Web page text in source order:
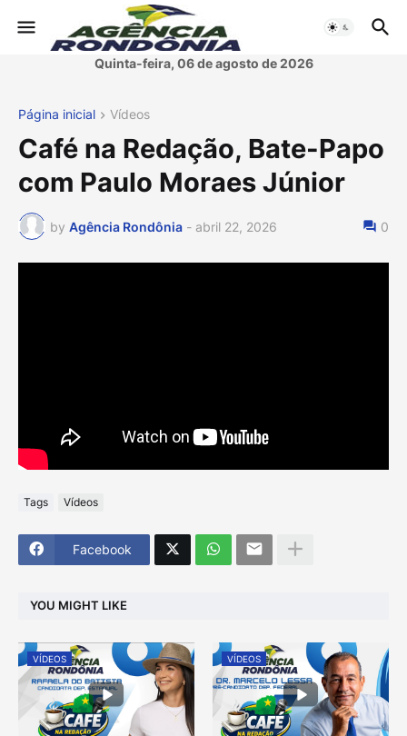
Quinta-feira, 06 de agosto de 2026
Página inicial Vídeos
Café na Redação, Bate-Papo
com Paulo Moraes Júnior
by Agência Rondônia - abril 22, 2026 0
Tags Vídeos
Facebook
YOU MIGHT LIKE
VÍDEOS VÍDEOS